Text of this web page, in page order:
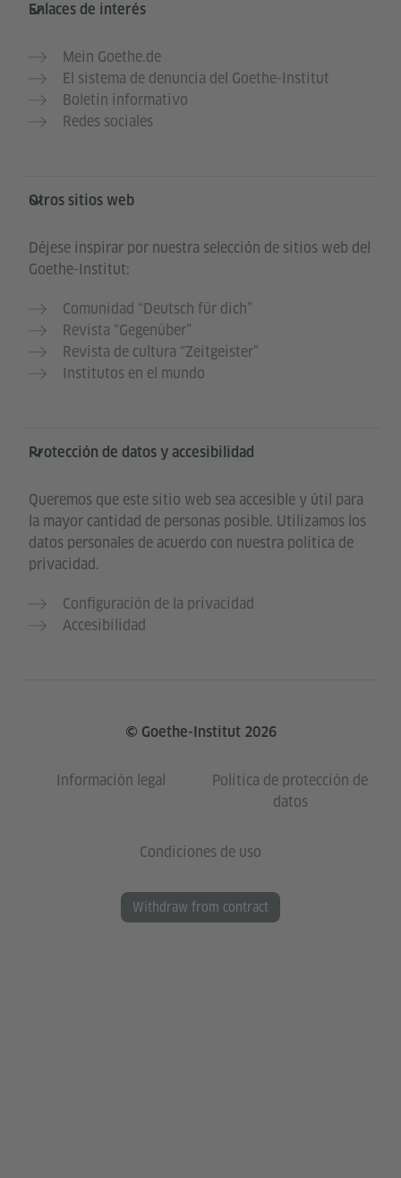
Enlaces de interés
Mein Goethe.de
El sistema de denuncia del Goethe-Institut
Boletín informativo
Redes sociales
Otros sitios web
Déjese inspirar por nuestra selección de sitios web del
Goethe-Institut:
Comunidad “Deutsch für dich”
Revista “Gegenüber”
Revista de cultura “Zeitgeister”
Institutos en el mundo
Protección de datos y accesibilidad
Queremos que este sitio web sea accesible y útil para
la mayor cantidad de personas posible. Utilizamos los
datos personales de acuerdo con nuestra política de
privacidad.
Configuración de la privacidad
Accesibilidad
© Goethe-Institut 2026
Información legal
Política de protección de
datos
Condiciones de uso
Withdraw from contract